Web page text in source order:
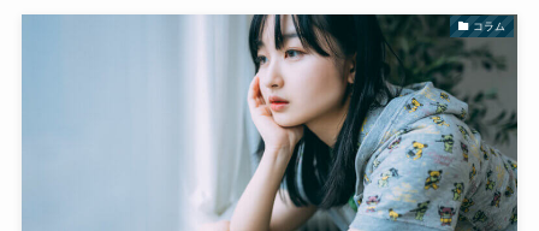
コラム